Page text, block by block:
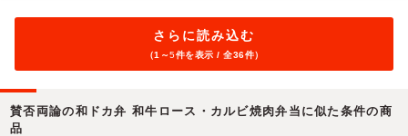
さらに読み込む
（1～5件を表示 / 全36件）
賛否両論の和ドカ弁 和牛ロース・カルビ焼肉弁当に似た条件の商
品